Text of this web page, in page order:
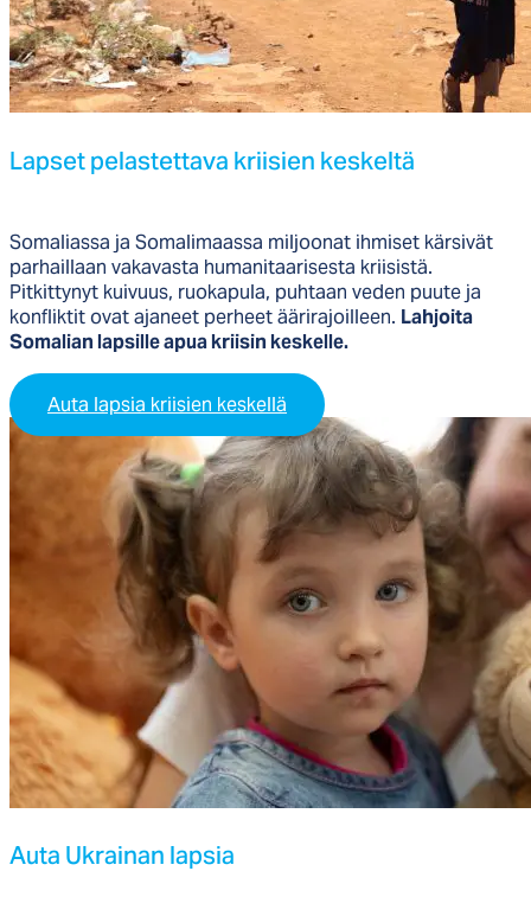
Lap­set pe­las­tet­ta­va krii­sien kes­kel­tä
Somaliassa ja Somalimaassa miljoonat ihmiset kärsivät
parhaillaan vakavasta humanitaarisesta kriisistä.
Pitkittynyt kuivuus, ruokapula, puhtaan veden puute ja
konfliktit ovat ajaneet perheet äärirajoilleen. Lahjoita
Somalian lapsille apua kriisin keskelle.
Auta lapsia kriisien keskellä
Au­ta Uk­rai­nan lap­sia